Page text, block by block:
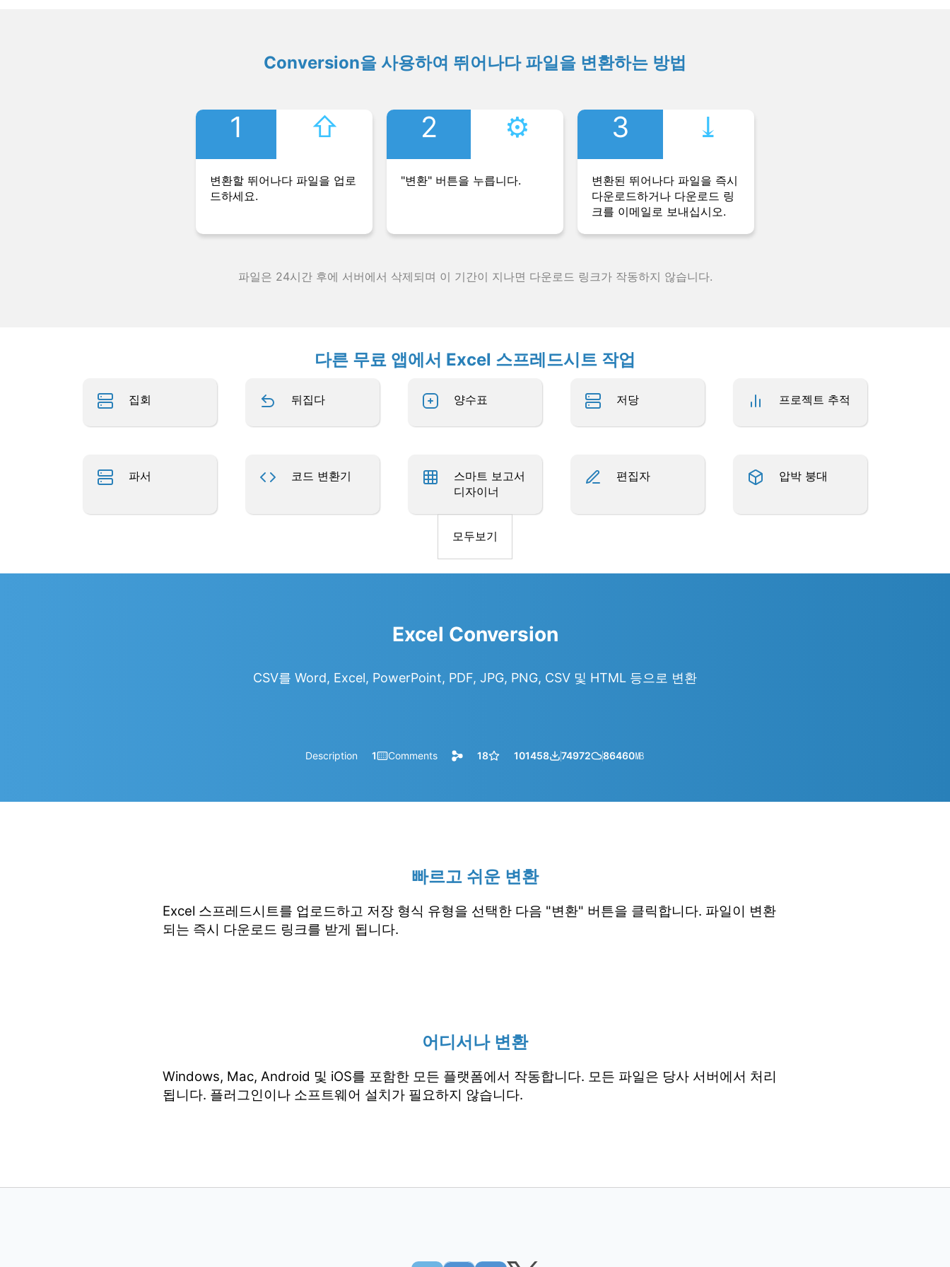
Conversion을 사용하여 뛰어나다 파일을 변환하는 방법
1 ⇧︎
변환할 뛰어나다 파일을 업로
드하세요.
2 ⚙︎
"변환" 버튼을 누릅니다.
3 ⤓︎
변환된 뛰어나다 파일을 즉시
다운로드하거나 다운로드 링
크를 이메일로 보내십시오.
파일은 24시간 후에 서버에서 삭제되며 이 기간이 지나면 다운로드 링크가 작동하지 않습니다.
다른 무료 앱에서 Excel 스프레드시트 작업
집회 뒤집다 양수표 저당 프로젝트 추적
파서 코드 변환기
스마트 보고서
디자이너
편집자 압박 붕대
모두보기
Excel Conversion
CSV를 Word, Excel, PowerPoint, PDF, JPG, PNG, CSV 및 HTML 등으로 변환
Description 1 Comments 18 101458 74972 86460㎆︎
빠르고 쉬운 변환
Excel 스프레드시트를 업로드하고 저장 형식 유형을 선택한 다음 "변환" 버튼을 클릭합니다. 파일이 변환
되는 즉시 다운로드 링크를 받게 됩니다.
어디서나 변환
Windows, Mac, Android 및 iOS를 포함한 모든 플랫폼에서 작동합니다. 모든 파일은 당사 서버에서 처리
됩니다. 플러그인이나 소프트웨어 설치가 필요하지 않습니다.